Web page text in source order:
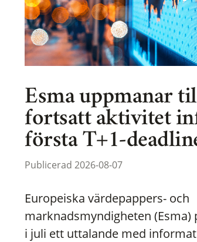
Esma uppmanar
fortsatt aktivitet
första T+1-
Publicerad 2026-08-07
Europeiska värdepappers- och
marknadsmyndigheten (Esma)
i juli ett uttalande med